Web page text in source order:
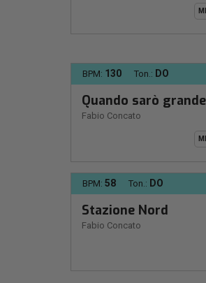
BPM: 130 Ton.: DO
Quando sarò grande
Fabio Concato
BPM: 58 Ton.: DO
Stazione Nord
Fabio Concato